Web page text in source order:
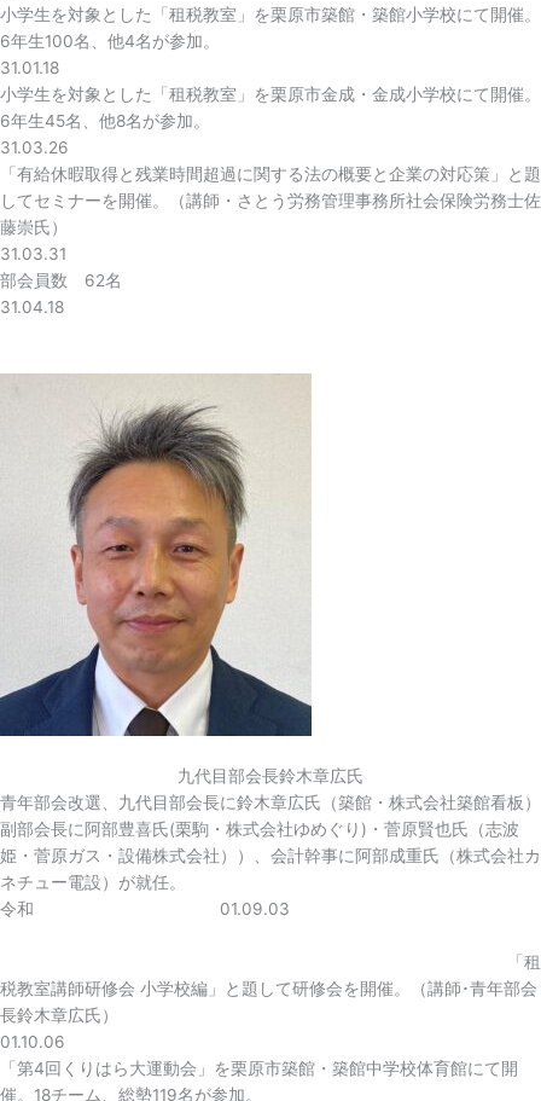
小学生を対象とした「租税教室」を栗原市築館・築館小学校にて開催。
6年生100名、他4名が参加。
31.01.18
小学生を対象とした「租税教室」を栗原市金成・金成小学校にて開催。
6年生45名、他8名が参加。
31.03.26
「有給休暇取得と残業時間超過に関する法の概要と企業の対応策」と題
してセミナーを開催。（講師・さとう労務管理事務所社会保険労務士佐
藤崇氏）
31.03.31
部会員数 62名
31.04.18
九代目部会長鈴木章広氏
青年部会改選、九代目部会長に鈴木章広氏（築館・株式会社築館看板）
副部会長に阿部豊喜氏(栗駒・株式会社ゆめぐり)・菅原賢也氏（志波
姫・菅原ガス・設備株式会社））、会計幹事に阿部成重氏（株式会社カ
ネチュー電設）が就任。
令和 01.09.03
「租
税教室講師研修会 小学校編」と題して研修会を開催。（講師･青年部会
長鈴木章広氏）
01.10.06
「第4回くりはら大運動会」を栗原市築館・築館中学校体育館にて開
催。18チーム、総勢119名が参加。